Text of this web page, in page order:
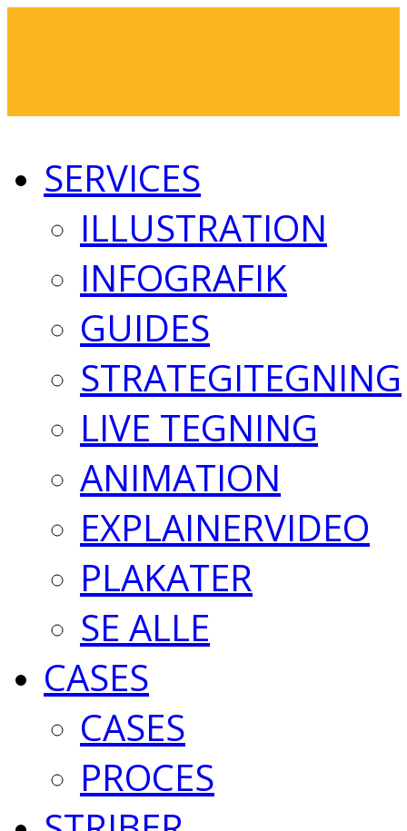
SERVICES
ILLUSTRATION
INFOGRAFIK
GUIDES
STRATEGITEGNING
LIVE TEGNING
ANIMATION
EXPLAINERVIDEO
PLAKATER
SE ALLE
CASES
CASES
PROCES